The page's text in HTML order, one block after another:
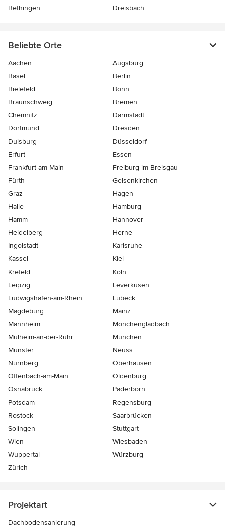
Bethingen
Dreisbach
Beliebte Orte
Aachen
Augsburg
Basel
Berlin
Bielefeld
Bonn
Braunschweig
Bremen
Chemnitz
Darmstadt
Dortmund
Dresden
Duisburg
Düsseldorf
Erfurt
Essen
Frankfurt am Main
Freiburg-im-Breisgau
Fürth
Gelsenkirchen
Graz
Hagen
Halle
Hamburg
Hamm
Hannover
Heidelberg
Herne
Ingolstadt
Karlsruhe
Kassel
Kiel
Krefeld
Köln
Leipzig
Leverkusen
Ludwigshafen-am-Rhein
Lübeck
Magdeburg
Mainz
Mannheim
Mönchen­gladbach
Mülheim-an-der-Ruhr
München
Münster
Neuss
Nürnberg
Oberhausen
Offenbach-am-Main
Oldenburg
Osnabrück
Paderborn
Potsdam
Regensburg
Rostock
Saarbrücken
Solingen
Stuttgart
Wien
Wiesbaden
Wuppertal
Würzburg
Zürich
Projektart
Dachbodensanierung